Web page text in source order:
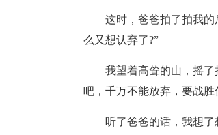
这时，爸爸拍了拍我
么又想认弃了?”
我望着高耸的山，摇
吧，千万不能放弃，要战胜
听了爸爸的话，我想